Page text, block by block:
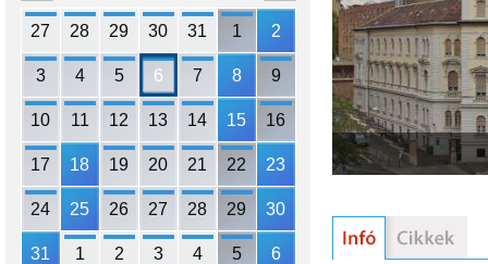
27 28 29 30 31 1 2
3 4 5 6 7 8 9
10 11 12 13 14 15 16
17 18 19 20 21 22 23
24 25 26 27 28 29 30
31 1 2 3 4 5 6